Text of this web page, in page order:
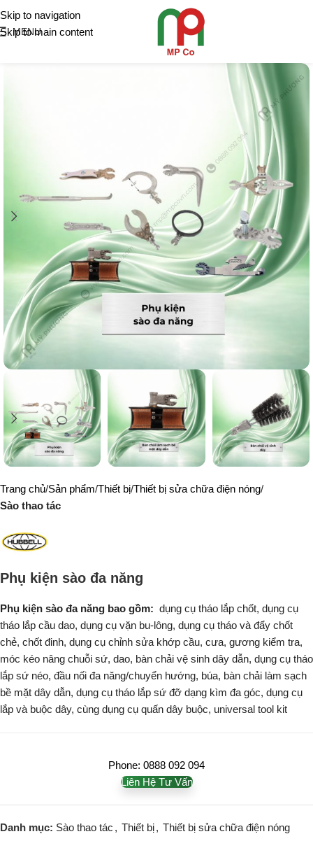
Skip to navigation
Skip to main content
MENU
Trang chủ Sản phẩm Thiết bị Thiết bị sửa chữa điện nóng
Sào thao tác
Phụ kiện sào đa năng
Phụ kiện sào đa năng bao gồm: dụng cụ tháo lắp chốt, dụng cụ
tháo lắp cầu dao, dụng cụ vặn bu-lông, dụng cụ tháo và đẩy chốt
chẻ, chốt đinh, dụng cụ chỉnh sửa khớp cầu, cưa, gương kiểm tra,
móc kéo nâng chuỗi sứ, dao, bàn chải vệ sinh dây dẫn, dụng cụ tháo
lắp sứ néo, đầu nối đa năng/chuyển hướng, búa, bàn chải làm sạch
bề mặt dây dẫn, dụng cụ tháo lắp sứ đỡ dạng kìm đa góc, dụng cụ
lắp và buộc dây, cùng dụng cụ quấn dây buộc, universal tool kit
Phone: 0888 092 094
Liên Hệ Tư Vấn
Danh mục: Sào thao tác , Thiết bị, Thiết bị sửa chữa điện nóng